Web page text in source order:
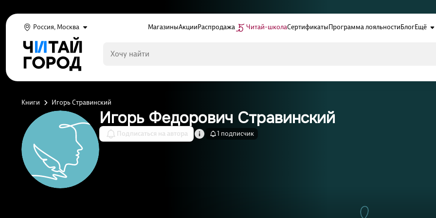
Россия, Москва МагазиныАкцииРаспродажа Читай-школаСертификатыПрограмма лояльностиБлогЕщё
Книги Игорь Стравинский
Игорь Федорович Стравинский
Подписаться на автора 1 подписчик